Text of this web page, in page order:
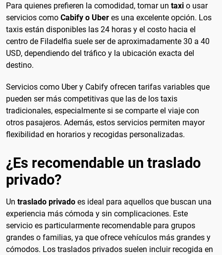
Para quienes prefieren la comodidad, tomar un taxi o usar
servicios como Cabify o Uber es una excelente opción. Los
taxis están disponibles las 24 horas y el costo hacia el
centro de Filadelfia suele ser de aproximadamente 30 a 40
USD, dependiendo del tráfico y la ubicación exacta del
destino.
Servicios como Uber y Cabify ofrecen tarifas variables que
pueden ser más competitivas que las de los taxis
tradicionales, especialmente si se comparte el viaje con
otros pasajeros. Además, estos servicios permiten mayor
flexibilidad en horarios y recogidas personalizadas.
¿Es recomendable un traslado
privado?
Un traslado privado es ideal para aquellos que buscan una
experiencia más cómoda y sin complicaciones. Este
servicio es particularmente recomendable para grupos
grandes o familias, ya que ofrece vehículos más grandes y
cómodos. Los traslados privados suelen incluir recogida en